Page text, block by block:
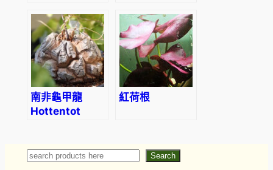
南非龜甲龍
Hottentot
elephantipes)
紅荷根
Search Search